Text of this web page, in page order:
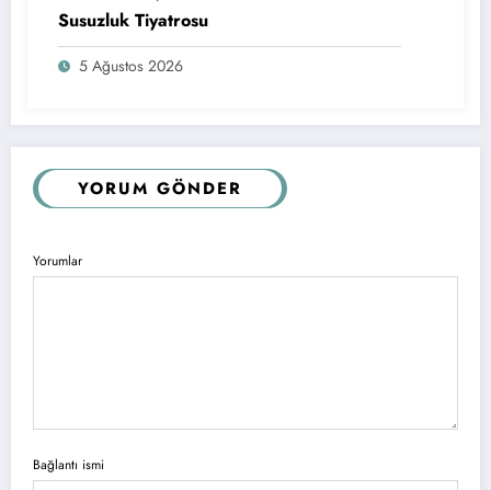
Susuzluk Tiyatrosu
5 Ağustos 2026
YORUM GÖNDER
Yorumlar
Bağlantı ismi